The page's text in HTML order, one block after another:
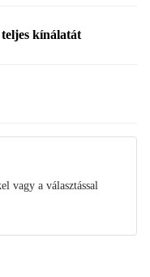
kínálatát
vagy a választással